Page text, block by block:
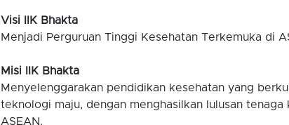
Visi IIK Bhakta
Menjadi Perguruan Tinggi Kesehatan Terkemuka di
Misi IIK Bhakta
Menyelenggarakan pendidikan kesehatan yang
teknologi maju, dengan menghasilkan lulusan
ASEAN.